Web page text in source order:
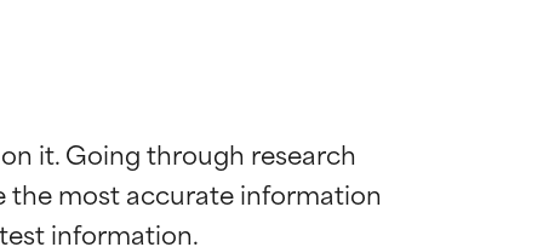
it. Going through research
the most accurate information